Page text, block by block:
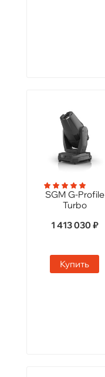
SGM G-Profile
Turbo
1 413 030 ₽
Купить